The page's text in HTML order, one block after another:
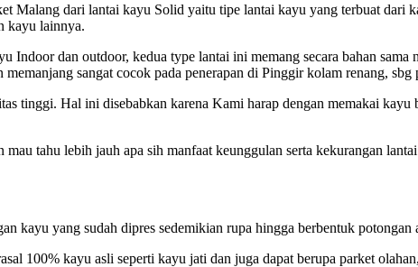
Malang dari lantai kayu Solid yaitu tipe lantai kayu yang terbuat dari
kayu lainnya.
dan outdoor, kedua type lantai ini memang secara bahan
sangat cocok pada penerapan di Pinggir kolam renang, sbg
tinggi. Hal ini disebabkan karena Kami harap dengan memakai
mau tahu lebih jauh apa sih manfaat keunggulan serta kekurangan
kayu yang sudah dipres sedemikian rupa hingga berbentuk potongan
100% kayu asli seperti kayu jati dan juga dapat berupa parket